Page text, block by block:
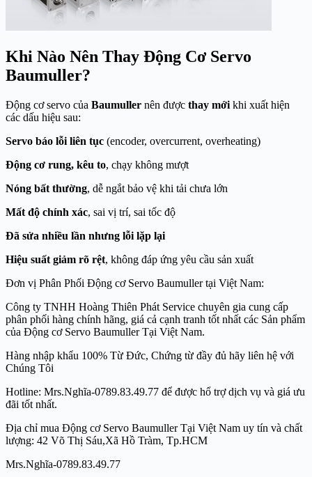
Khi Nào Nên Thay Động Cơ Servo
Baumuller?
Động cơ servo của Baumuller nên được thay mới khi xuất hiện
các dấu hiệu sau:
Servo báo lỗi liên tục (encoder, overcurrent, overheating)
Động cơ rung, kêu to, chạy không mượt
Nóng bất thường, dễ ngắt bảo vệ khi tải chưa lớn
Mất độ chính xác, sai vị trí, sai tốc độ
Đã sửa nhiều lần nhưng lỗi lặp lại
Hiệu suất giảm rõ rệt, không đáp ứng yêu cầu sản xuất
Đơn vị Phân Phối Động cơ Servo Baumuller tại Việt Nam:
Công ty TNHH Hoàng Thiên Phát Service chuyên gia cung cấp
phân phối hàng chính hãng, giá cả cạnh tranh tốt nhất các Sản phẩm
của Động cơ Servo Baumuller Tại Việt Nam.
Hàng nhập khẩu 100% Từ Đức, Chứng từ đầy đủ hãy liên hệ với
Chúng Tôi
Hotline: Mrs.Nghĩa-0789.83.49.77 để được hổ trợ dịch vụ và giá ưu
đãi tốt nhất.
Địa chỉ mua Động cơ Servo Baumuller Tại Việt Nam uy tín và chất
lượng: 42 Võ Thị Sáu,Xã Hồ Tràm, Tp.HCM
Mrs.Nghĩa-0789.83.49.77